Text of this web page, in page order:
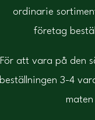
ordinarie
företag
För att vara på den
beställningen 3-4